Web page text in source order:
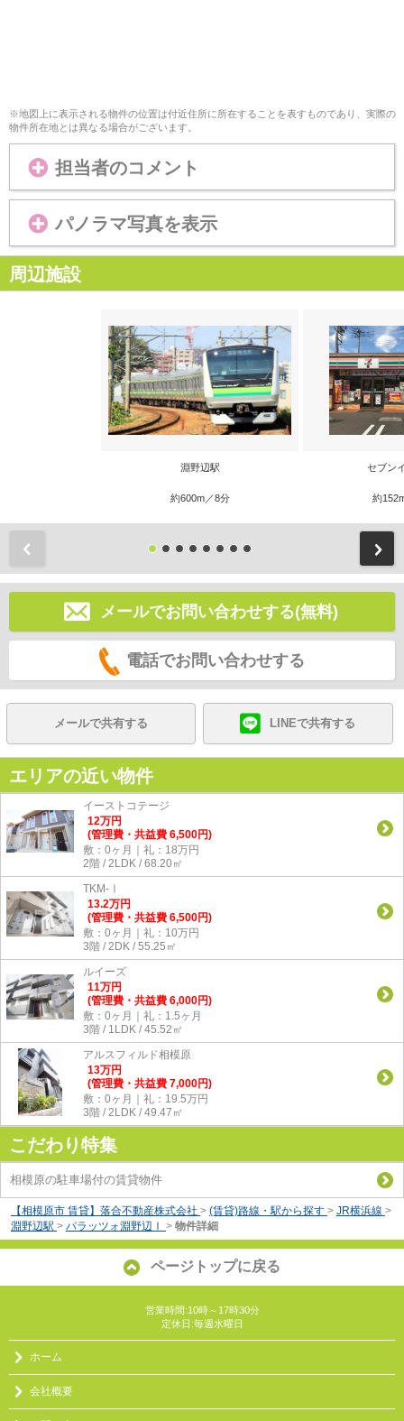
※地図上に表示される物件の位置は付近住所に所在することを表すものであり、実際の
物件所在地とは異なる場合がございます。
担当者のコメント
パノラマ写真を表示
周辺施設
淵野辺駅
約600m／8分
セブン
約
メールでお問い合わせする(無料)
電話でお問い合わせする
メールで共有する LINEで共有する
エリアの近い物件
イーストコテージ
12万円
(管理費・共益費 6,500円)
敷：0ヶ月｜礼：18万円
2階 / 2LDK / 68.20㎡
TKM-Ⅰ
13.2万円
(管理費・共益費 6,500円)
敷：0ヶ月｜礼：10万円
3階 / 2DK / 55.25㎡
ルイーズ
11万円
(管理費・共益費 6,000円)
敷：0ヶ月｜礼：1.5ヶ月
3階 / 1LDK / 45.52㎡
アルスフィルド相模原
13万円
(管理費・共益費 7,000円)
敷：0ヶ月｜礼：19.5万円
3階 / 2LDK / 49.47㎡
こだわり特集
相模原の駐車場付の賃貸物件
【相模原市 賃貸】落合不動産株式会社 > (賃貸)路線・駅から探す > JR横浜線 >
淵野辺駅 > パラッツォ淵野辺Ⅰ > 物件詳細
ページトップに戻る
営業時間:10時～17時30分
定休日:毎週水曜日
ホーム
会社概要